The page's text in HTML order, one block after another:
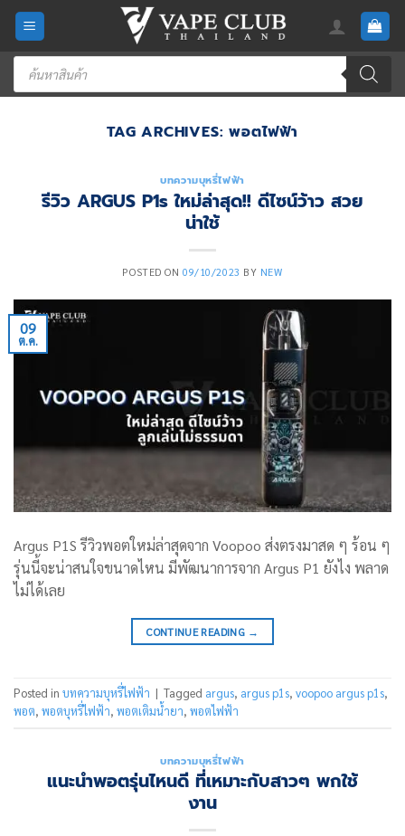
Skip
content
Products
search
TAG ARCHIVES:พอตไฟฟ้า
บทความบุหรี่ไฟฟ้า
รีวิว ARGUS P1s ใหม่ล่าสุด!! ดีไซน์ว้าว สวย
น่าใช้
POSTED ON09/10/2023 BY NEW
09
ต.ค.
Argus P1S รีวิวพอตใหม่ล่าสุดจาก Voopoo ส่งตรงมาสด ๆ ร้อน ๆ
รุ่นนี้จะน่าสนใจขนาดไหน มีพัฒนาการจาก Argus P1 ยังไง พลาด
ไม่ได้เลย
CONTINUE READING →
Posted in บทความบุหรี่ไฟฟ้า | Tagged argus, argus p1s, voopoo argus p1s,
พอต, พอตบุหรี่ไฟฟ้า, พอตเติมน้ำยา, พอตไฟฟ้า
บทความบุหรี่ไฟฟ้า
แนะนำพอตรุ่นไหนดี ที่เหมาะกับสาวๆ พกใช้
งาน